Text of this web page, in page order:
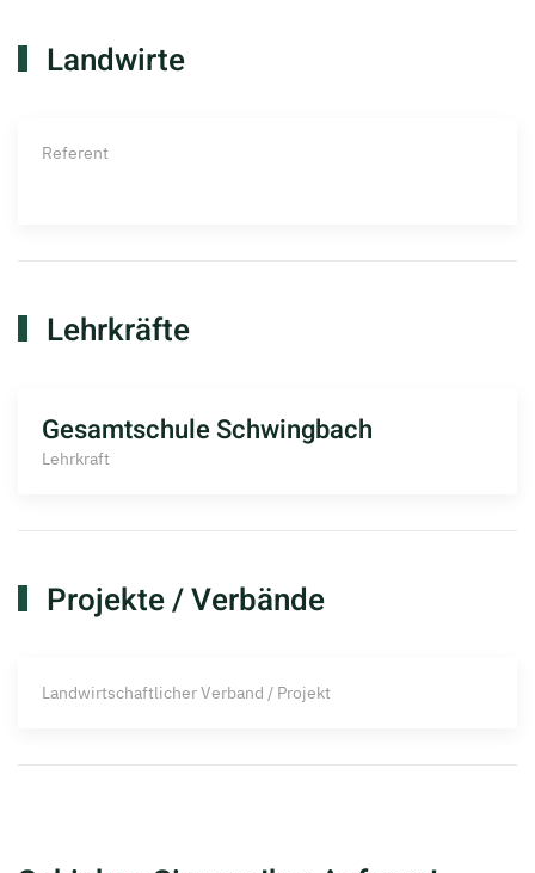
Landwirte
Referent
Lehrkräfte
Gesamtschule Schwingbach
Lehrkraft
Projekte / Verbände
Landwirtschaftlicher Verband / Projekt